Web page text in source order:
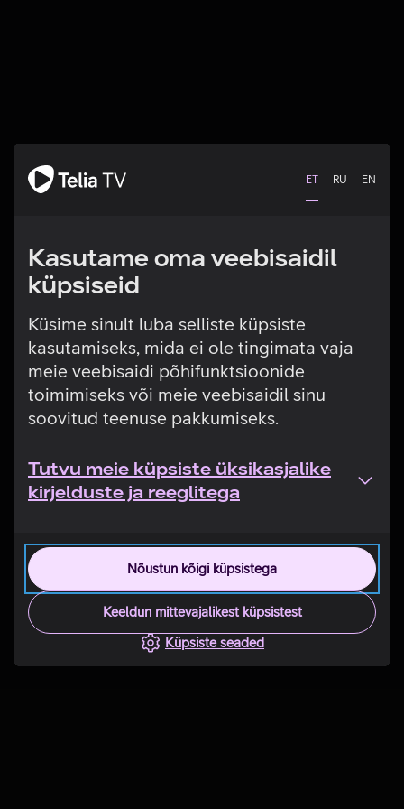
ET RU EN
Kasutame oma veebisaidil
küpsiseid
Küsime sinult luba selliste küpsiste
kasutamiseks, mida ei ole tingimata vaja
meie veebisaidi põhifunktsioonide
toimimiseks või meie veebisaidil sinu
soovitud teenuse pakkumiseks.
Tutvu meie küpsiste üksikasjalike
kirjelduste ja reeglitega
Nõustun kõigi küpsistega
Keeldun mittevajalikest küpsistest
Küpsiste seaded
Tehniline viga